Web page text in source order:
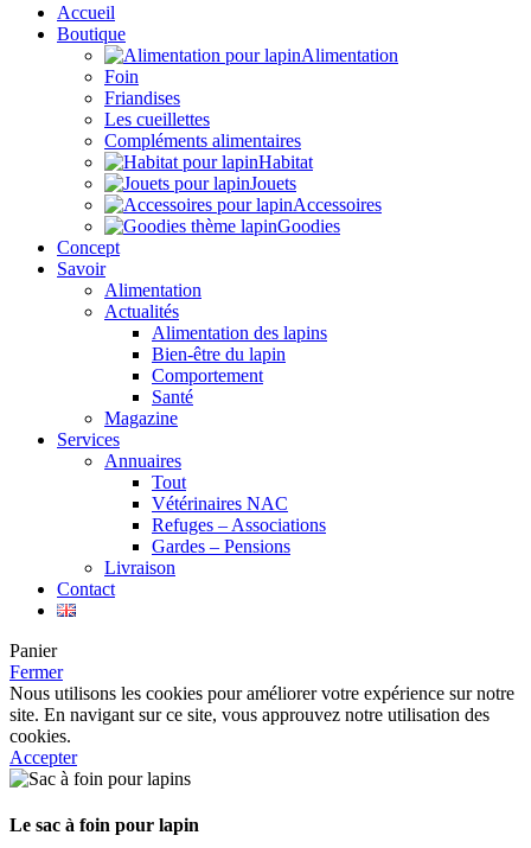
Accueil
Boutique
Alimentation
Foin
Friandises
Les cueillettes
Compléments alimentaires
Habitat
Jouets
Accessoires
Goodies
Concept
Savoir
Alimentation
Actualités
Alimentation des lapins
Bien-être du lapin
Comportement
Santé
Magazine
Services
Annuaires
Tout
Vétérinaires NAC
Refuges – Associations
Gardes – Pensions
Livraison
Contact
Panier
Fermer
Nous utilisons les cookies pour améliorer votre expérience sur notre
site. En navigant sur ce site, vous approuvez notre utilisation des
cookies.
Accepter
Le sac à foin pour lapin